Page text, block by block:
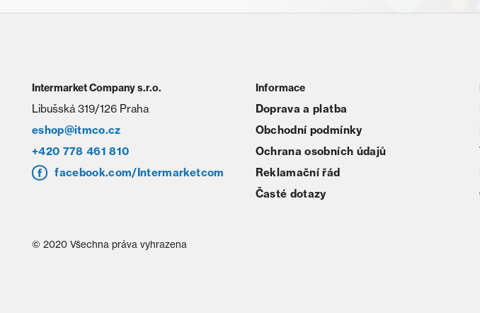
Intermarket Company s.r.o.
Libušská 319/126 Praha
eshop@itmco.cz
+420 778 461 810
facebook.com/Intermarketcom
Informace
Doprava a platba
Obchodní podmínky
Ochrana osobních údajů
Reklamační řád
Časté dotazy
© 2020 Všechna práva vyhrazena